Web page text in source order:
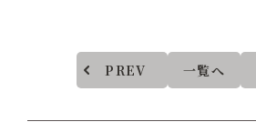
PREV 一覧へ